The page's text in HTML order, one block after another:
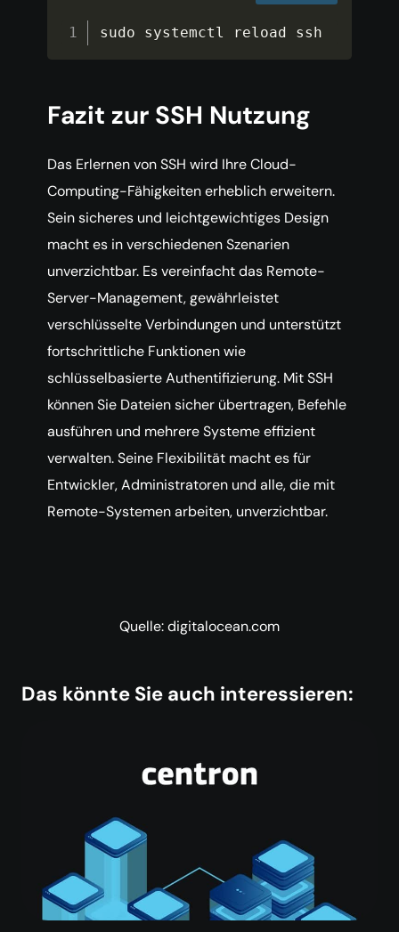
sudo systemctl reload ssh
Fazit zur SSH Nutzung
Das Erlernen von SSH wird Ihre Cloud-
Computing-Fähigkeiten erheblich erweitern.
Sein sicheres und leichtgewichtiges Design
macht es in verschiedenen Szenarien
unverzichtbar. Es vereinfacht das Remote-
Server-Management, gewährleistet
verschlüsselte Verbindungen und unterstützt
fortschrittliche Funktionen wie
schlüsselbasierte Authentifizierung. Mit SSH
können Sie Dateien sicher übertragen, Befehle
ausführen und mehrere Systeme effizient
verwalten. Seine Flexibilität macht es für
Entwickler, Administratoren und alle, die mit
Remote-Systemen arbeiten, unverzichtbar.
Quelle: digitalocean.com
Das könnte Sie auch interessieren: